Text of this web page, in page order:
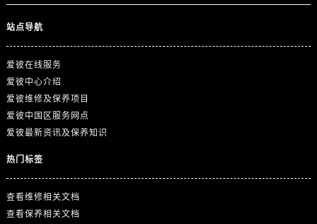
站点导航
爱彼在线服务
爱彼中心介绍
爱彼维修及保养项目
爱彼中国区服务网点
爱彼最新资讯及保养知识
热门标签
查看维修相关文档
查看保养相关文档